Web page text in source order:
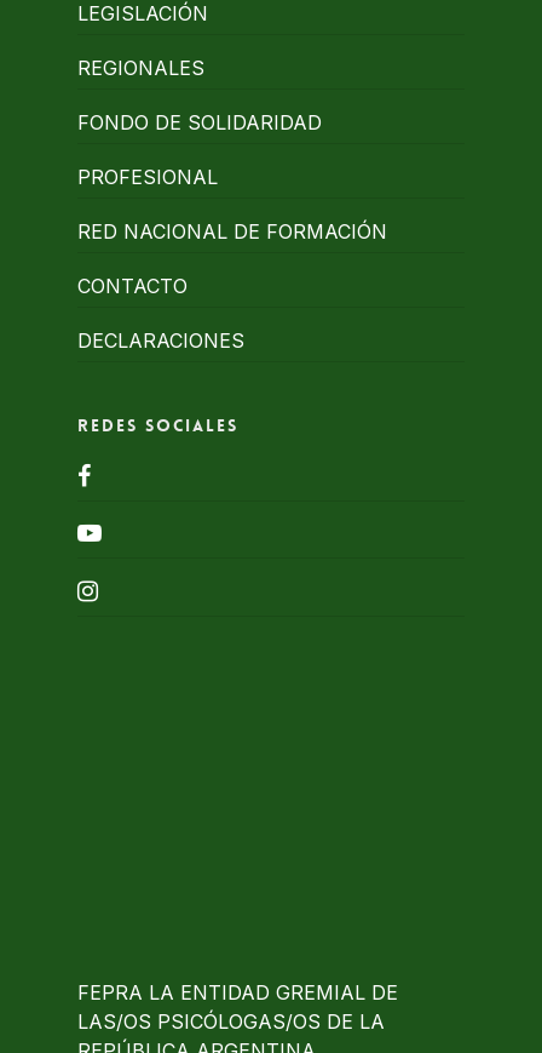
LEGISLACIÓN
REGIONALES
FONDO DE SOLIDARIDAD
PROFESIONAL
RED NACIONAL DE FORMACIÓN
CONTACTO
DECLARACIONES
Redes Sociales
facebook
youtube
instagram
FEPRA LA ENTIDAD GREMIAL DE
LAS/OS PSICÓLOGAS/OS DE LA